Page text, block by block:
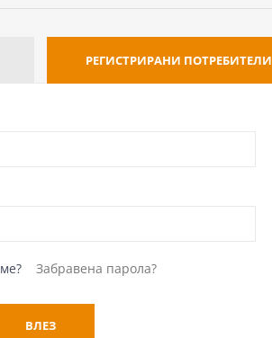
РЕГИСТРИРАНИ ПОТРЕБИТЕЛИ
Забравена парола?